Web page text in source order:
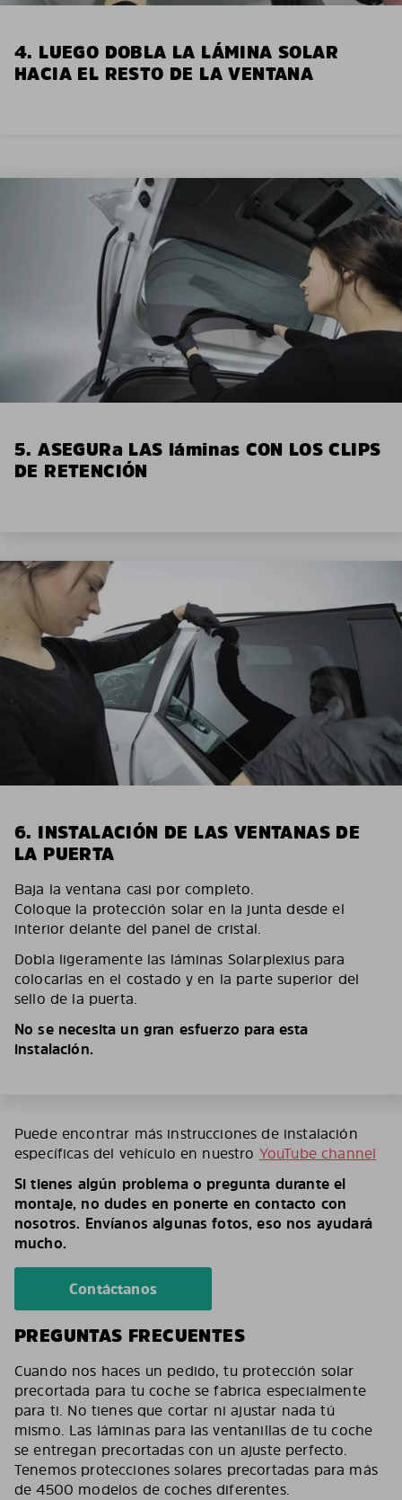
4. LUEGO DOBLA LA LÁMINA SOLAR
HACIA EL RESTO DE LA VENTANA
5. ASEGURa LAS láminas CON LOS CLIPS
DE RETENCIÓN
6. INSTALACIÓN DE LAS VENTANAS DE
LA PUERTA
Baja la ventana casi por completo.
Coloque la protección solar en la junta desde el
interior delante del panel de cristal.
Dobla ligeramente las láminas Solarplexius para
colocarlas en el costado y en la parte superior del
sello de la puerta.
No se necesita un gran esfuerzo para esta
instalación.
Puede encontrar más instrucciones de instalación
específicas del vehículo en nuestro YouTube channel
Si tienes algún problema o pregunta durante el
montaje, no dudes en ponerte en contacto con
nosotros. Envíanos algunas fotos, eso nos ayudará
mucho.
Contáctanos
PREGUNTAS FRECUENTES
Cuando nos haces un pedido, tu protección solar
precortada para tu coche se fabrica especialmente
para ti. No tienes que cortar ni ajustar nada tú
mismo. Las láminas para las ventanillas de tu coche
se entregan precortadas con un ajuste perfecto.
Tenemos protecciones solares precortadas para más
de 4500 modelos de coches diferentes.